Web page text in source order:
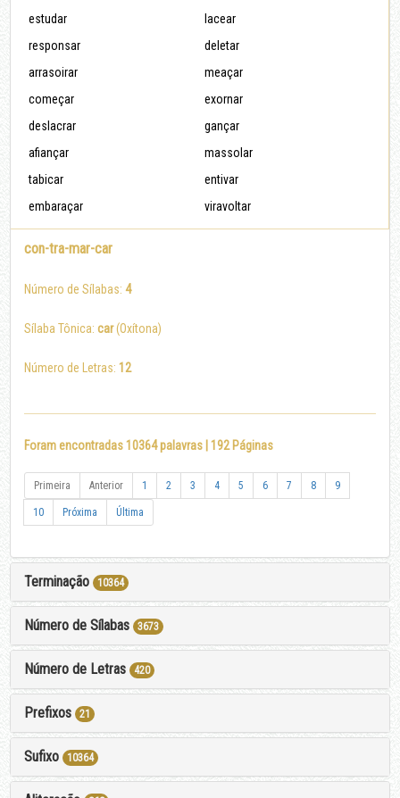
estudar
lacear
responsar
deletar
arrasoirar
meaçar
começar
exornar
deslacrar
gançar
afiançar
massolar
tabicar
entivar
embaraçar
viravoltar
con-tra-mar-car
Número de Sílabas:4
Sílaba Tônica:car(Oxítona)
Número de Letras:12
Foram encontradas 10364 palavras | 192 Páginas
Primeira Anterior 1 2 3 4 5 6 7 8 9
10 Próxima Última
Terminação 10364
Número de Sílabas 3673
Número de Letras 420
Prefixos 21
Sufixo 10364